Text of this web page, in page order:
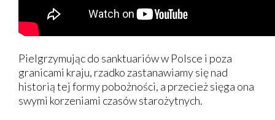
Pielgrzymując do sanktuariów w Polsce i poza
granicami kraju, rzadko zastanawiamy się nad
historią tej formy pobożności, a przecież sięga ona
swymi korzeniami czasów starożytnych.